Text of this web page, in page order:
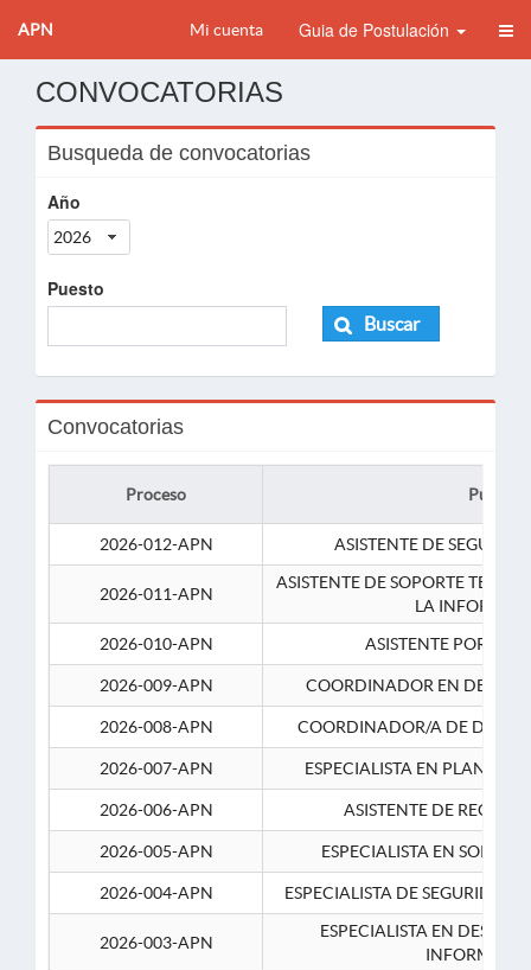
APN Mi cuenta Guia de Postulación
CONVOCATORIAS
Busqueda de convocatorias
Año
2026
Puesto
Buscar
Convocatorias
Proceso Puesto
2026-012-APN ASISTENTE DE
2026-011-APN
ASISTENTE DE SOPORTE
LA
2026-010-APN
ASISTENTE
2026-009-APN COORDINADOR EN
2026-008-APN COORDINADOR/A DE
2026-007-APN ESPECIALISTA EN
2026-006-APN ASISTENTE DE
2026-005-APN ESPECIALISTA EN
2026-004-APN ESPECIALISTA DE SEGURIDAD
2026-003-APN
ESPECIALISTA EN